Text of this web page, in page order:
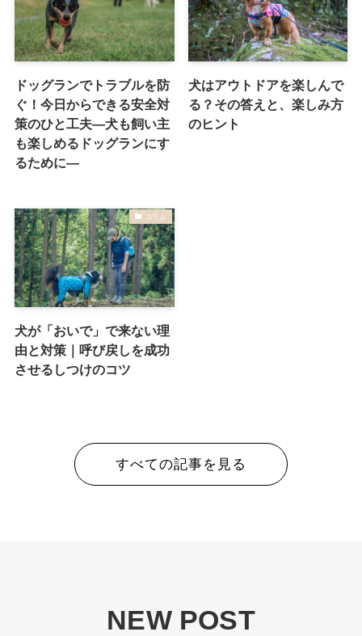
ドッグランでトラブルを防
ぐ！今日からできる安全対
策のひと工夫―犬も飼い主
も楽しめるドッグランにす
るために―
犬はアウトドアを楽しんで
る？その答えと、楽しみ方
のヒント
コラム
犬が「おいで」で来ない理
由と対策｜呼び戻しを成功
させるしつけのコツ
すべての記事を見る
NEW POST